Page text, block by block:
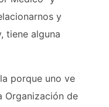
y
tiene alguna
porque uno ve
Organización de